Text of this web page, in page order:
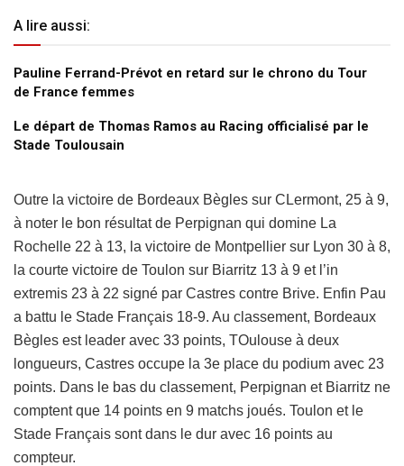
A lire aussi:
Pauline Ferrand-Prévot en retard sur le chrono du Tour
de France femmes
Le départ de Thomas Ramos au Racing officialisé par le
Stade Toulousain
Outre la victoire de Bordeaux Bègles sur CLermont, 25 à 9,
à noter le bon résultat de Perpignan qui domine La
Rochelle 22 à 13, la victoire de Montpellier sur Lyon 30 à 8,
la courte victoire de Toulon sur Biarritz 13 à 9 et l’in
extremis 23 à 22 signé par Castres contre Brive. Enfin Pau
a battu le Stade Français 18-9. Au classement, Bordeaux
Bègles est leader avec 33 points, TOulouse à deux
longueurs, Castres occupe la 3e place du podium avec 23
points. Dans le bas du classement, Perpignan et Biarritz ne
comptent que 14 points en 9 matchs joués. Toulon et le
Stade Français sont dans le dur avec 16 points au
compteur.